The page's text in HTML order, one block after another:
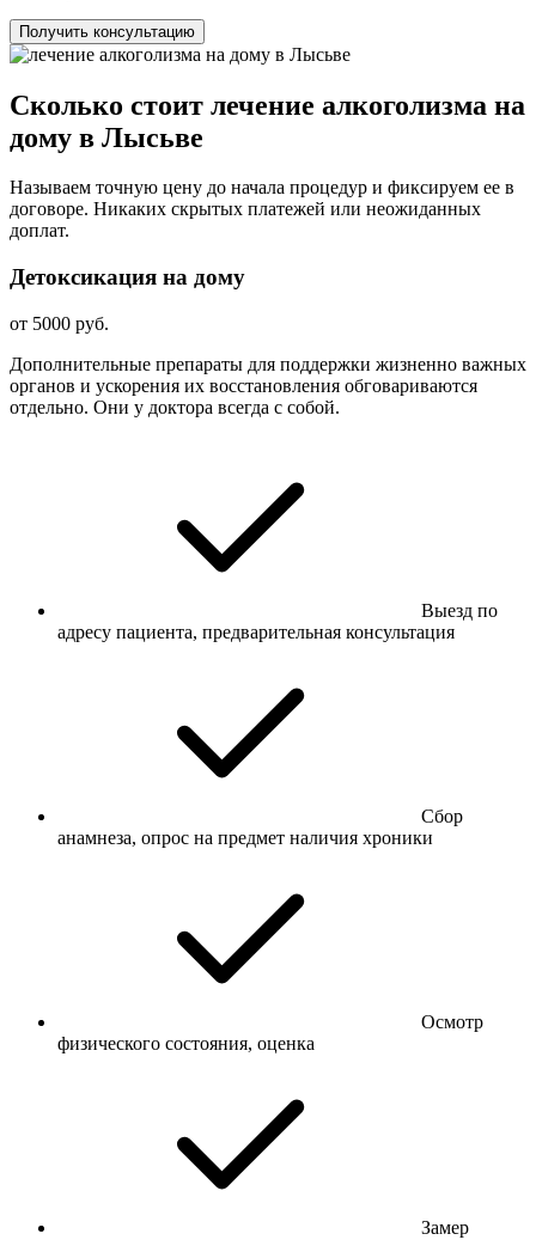
Получить консультацию
Сколько стоит лечение алкоголизма на
дому в Лысьве
Называем точную цену до начала процедур и фиксируем ее в
договоре. Никаких скрытых платежей или неожиданных
доплат.
Детоксикация на дому
от 5000 руб.
Дополнительные препараты для поддержки жизненно важных
органов и ускорения их восстановления обговариваются
отдельно. Они у доктора всегда с собой.
Выезд по
адресу пациента, предварительная консультация
Сбор
анамнеза, опрос на предмет наличия хроники
Осмотр
физического состояния, оценка
Замер